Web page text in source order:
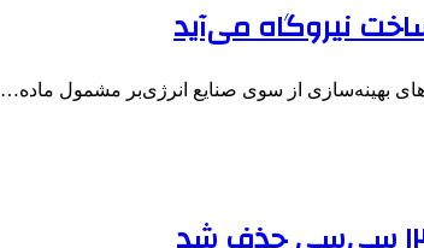
نیروگاه می‌آید
بهینه‌سازی از سوی صنایع انرژی‌بر مشمول ماده…